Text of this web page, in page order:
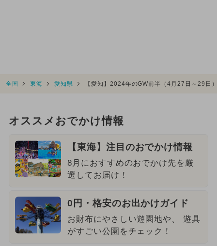
全国 東海 愛知県 【愛知】2024年のGW前半（4月27日～29日
オススメおでかけ情報
【東海】注目のおでかけ情報
8月におすすめのおでかけ先を厳
選してお届け！
0円・格安のお出かけガイド
お財布にやさしい遊園地や、 遊具
がすごい公園をチェック！